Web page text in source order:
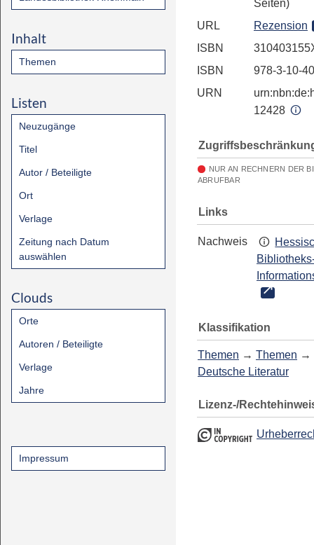
Inhalt
Themen
Listen
Neuzugänge
Titel
Autor / Beteiligte
Ort
Verlage
Zeitung nach Datum
auswählen
Clouds
Orte
Autoren / Beteiligte
Verlage
Jahre
Impressum
Seiten)
URL
Rezension
ISBN
ISBN
978-3-10-
URN
12428
NUR AN RECHNERN DER
ABRUFBAR
Links
Nachweis
Klassifikation
Themen → Themen →
Deutsche Literatur
Lizenz-/